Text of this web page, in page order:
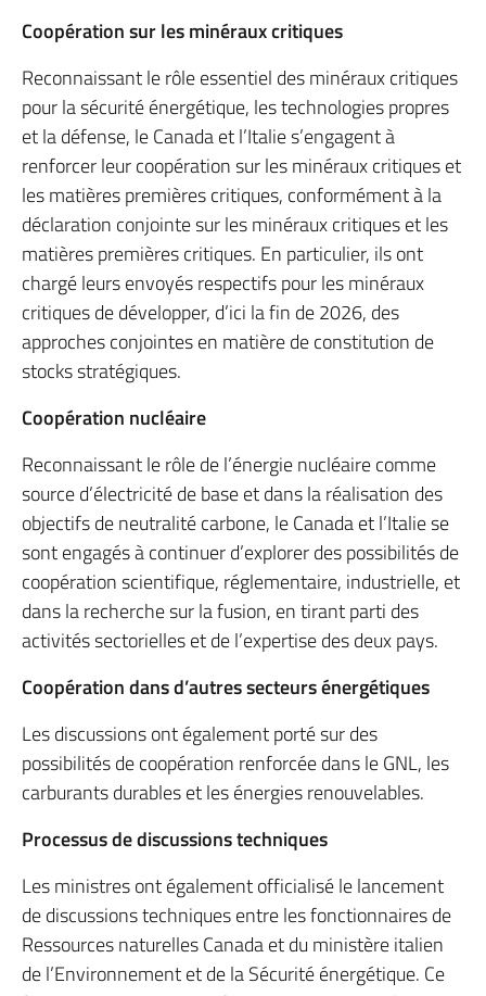
Coopération sur les minéraux critiques
Reconnaissant le rôle essentiel des minéraux critiques
pour la sécurité énergétique, les technologies propres
et la défense, le Canada et l’Italie s’engagent à
renforcer leur coopération sur les minéraux critiques et
les matières premières critiques, conformément à la
déclaration conjointe sur les minéraux critiques et les
matières premières critiques. En particulier, ils ont
chargé leurs envoyés respectifs pour les minéraux
critiques de développer, d’ici la fin de 2026, des
approches conjointes en matière de constitution de
stocks stratégiques.
Coopération nucléaire
Reconnaissant le rôle de l’énergie nucléaire comme
source d’électricité de base et dans la réalisation des
objectifs de neutralité carbone, le Canada et l’Italie se
sont engagés à continuer d’explorer des possibilités de
coopération scientifique, réglementaire, industrielle, et
dans la recherche sur la fusion, en tirant parti des
activités sectorielles et de l’expertise des deux pays.
Coopération dans d’autres secteurs énergétiques
Les discussions ont également porté sur des
possibilités de coopération renforcée dans le GNL, les
carburants durables et les énergies renouvelables.
Processus de discussions techniques
Les ministres ont également officialisé le lancement
de discussions techniques entre les fonctionnaires de
Ressources naturelles Canada et du ministère italien
de l’Environnement et de la Sécurité énergétique. Ce